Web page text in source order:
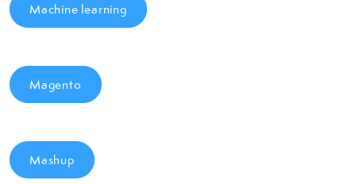
Machine learning
Magento
Mashup